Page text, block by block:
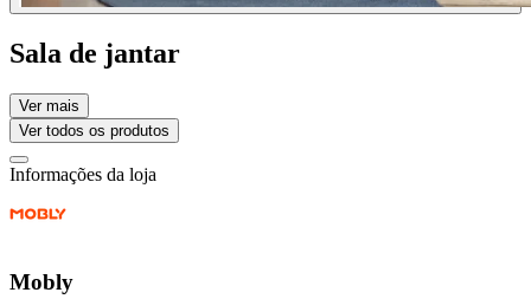
Sala de jantar
Ver mais
Ver todos os produtos
Informações da loja
Mobly